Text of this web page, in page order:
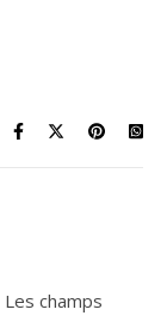
Les champs